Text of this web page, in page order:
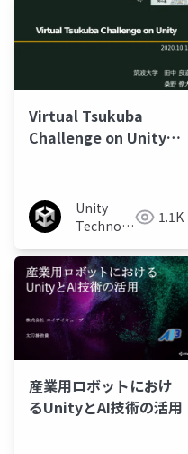
Virtual Tsukuba
Challenge on Unity
Unity
Technologies 1.1K
産業用ロボットにおけ
るUnityとAI技術の活用